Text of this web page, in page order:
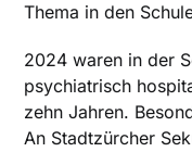
Thema in den
2024 waren in der
psychiatrisch
zehn Jahren.
An Stadtzürcher